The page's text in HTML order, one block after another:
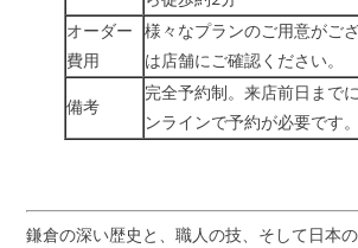
オーダー
費用
様々なプランのご用意がご
は店舗にご確認ください。
備考
完全予約制。来店前日まで
ンラインで予約が必要です。
鎌倉の深い歴史と、職人の技、そして日本